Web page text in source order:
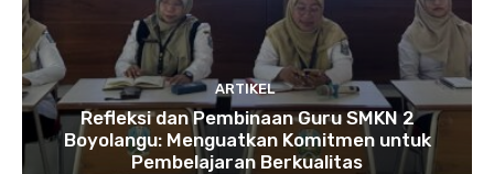
ARTIKEL
Refleksi dan Pembinaan Guru SMKN 2
Boyolangu: Menguatkan Komitmen untuk
Pembelajaran Berkualitas